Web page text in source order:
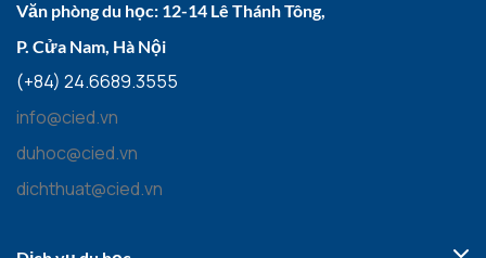
Văn phòng du học: 12-14 Lê Thánh Tông,
P. Cửa Nam, Hà Nội
(+84) 24.6689.3555
info@cied.vn
duhoc@cied.vn
dichthuat@cied.vn